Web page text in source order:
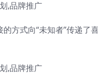
方式向“未知者”传递了